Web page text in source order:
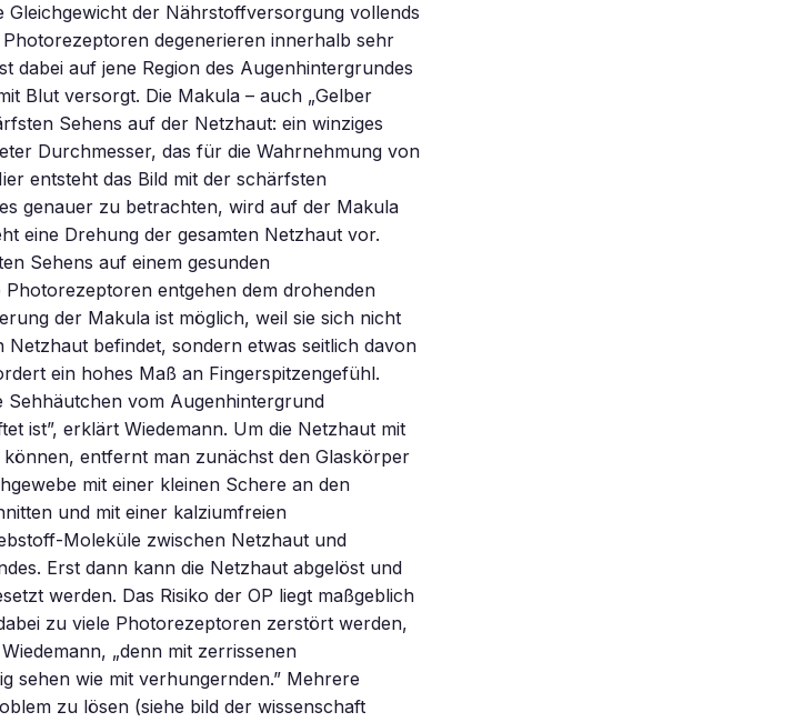
Gleichgewicht der Nährstoffversorgung vollends
Photorezeptoren degenerieren innerhalb sehr
dabei auf jene Region des Augenhintergrundes
Blut versorgt. Die Makula – auch „Gelber
Sehens auf der Netzhaut: ein winziges
Durchmesser, das für die Wahrnehmung von
entsteht das Bild mit der schärfsten
genauer zu betrachten, wird auf der Makula
eine Drehung der gesamten Netzhaut vor.
Sehens auf einem gesunden
entgehen dem drohenden
der Makula ist möglich, weil sie sich nicht
befindet, sondern etwas seitlich davon
ein hohes Maß an Fingerspitzengefühl.
Sehhäutchen vom Augenhintergrund
ist”, erklärt Wiedemann. Um die Netzhaut mit
entfernt man zunächst den Glaskörper
mit einer kleinen Schere an den
und mit einer kalziumfreien
Moleküle zwischen Netzhaut und
Erst dann kann die Netzhaut abgelöst und
werden. Das Risiko der OP liegt maßgeblich
zu viele Photorezeptoren zerstört werden,
„denn mit zerrissenen
sehen wie mit verhungernden.” Mehrere
zu lösen (siehe bild der wissenschaft